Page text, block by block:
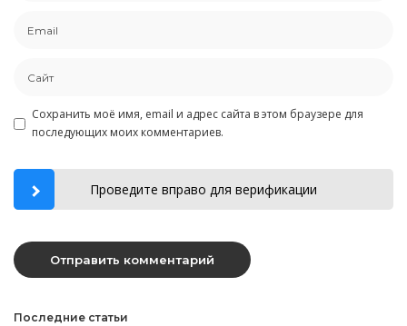
Сохранить моё имя, email и адрес сайта в этом браузере для
последующих моих комментариев.
Проведите вправо для верификации
Последние статьи